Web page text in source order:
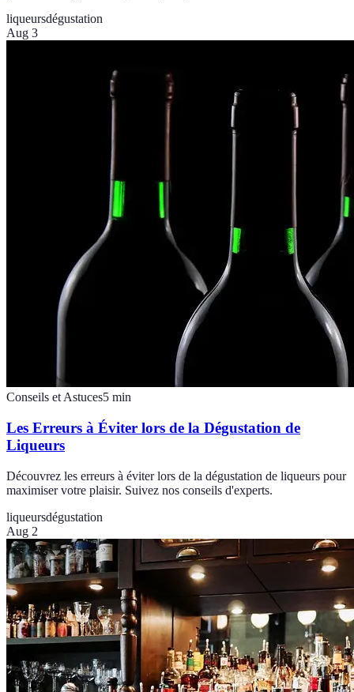
liqueursdégustation
Aug 3
Conseils et Astuces5 min
Les Erreurs à Éviter lors de la Dégustation de
Liqueurs
Découvrez les erreurs à éviter lors de la dégustation de liqueurs pour
maximiser votre plaisir. Suivez nos conseils d'experts.
liqueursdégustation
Aug 2